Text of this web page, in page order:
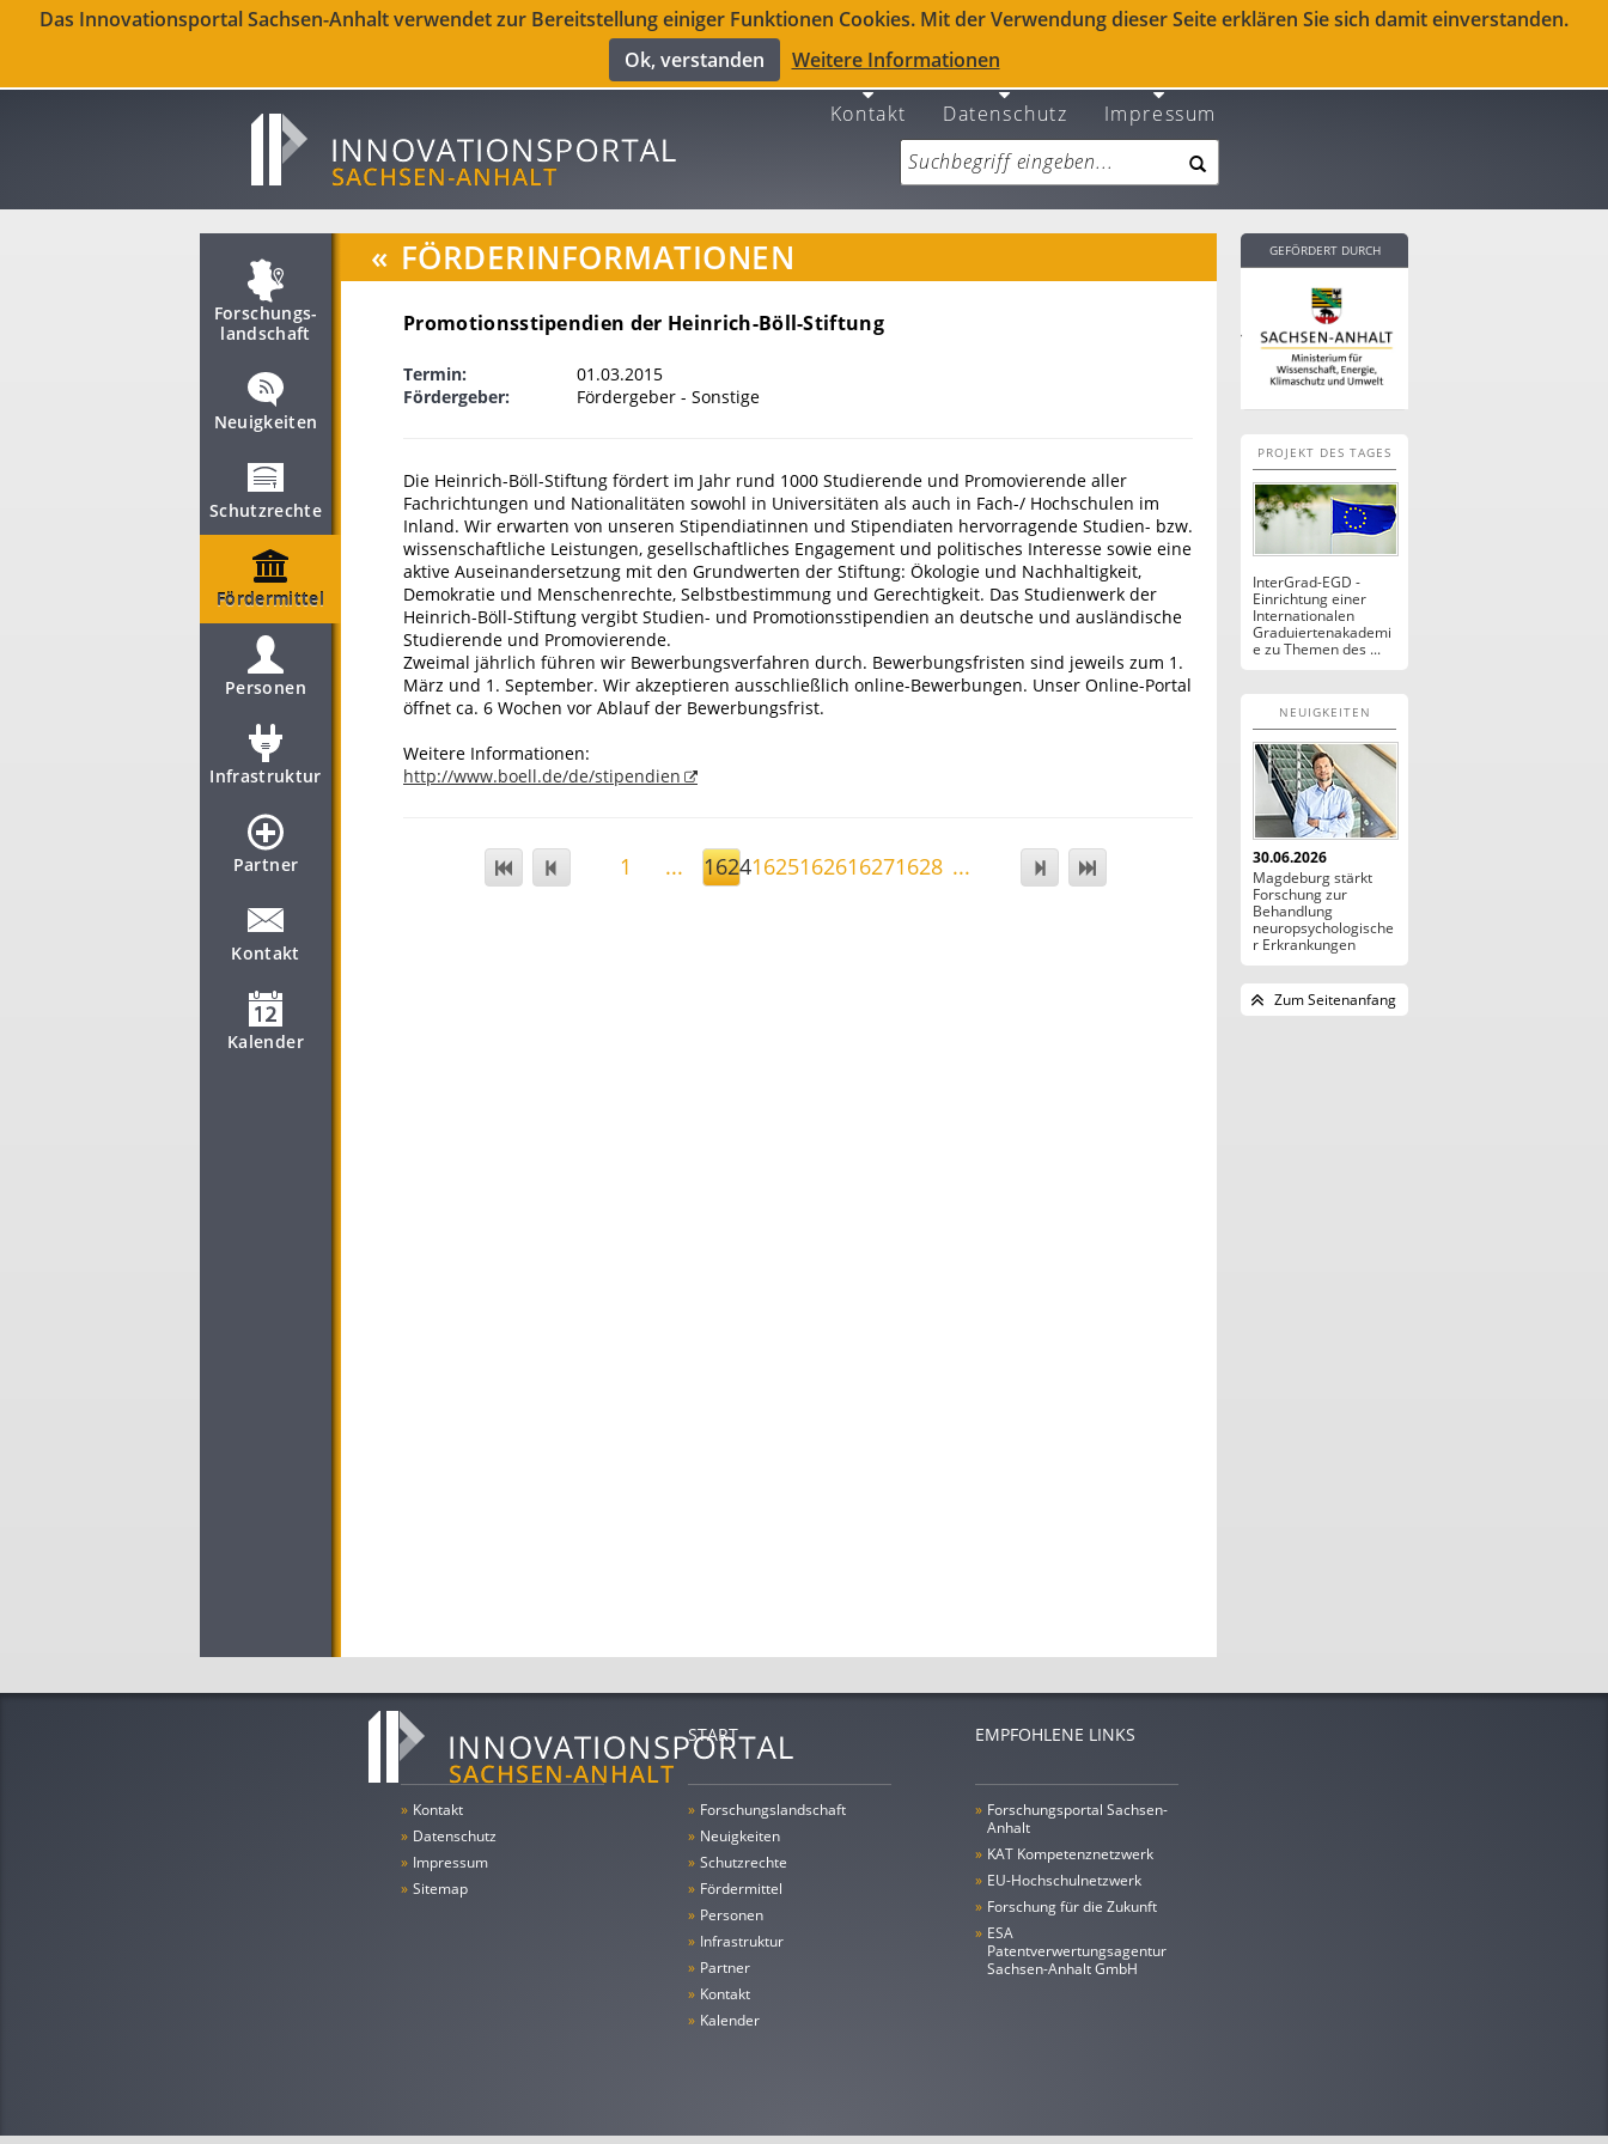
Das Innovationsportal Sachsen-Anhalt verwendet zur Bereitstellung einiger Funktionen Cookies. Mit der Verwendung dieser Seite erklären Sie sich damit einverstanden.
Ok, verstanden
Weitere Informationen
Kontakt Datenschutz Impressum
Forschungs­
landschaft
Neuigkeiten
Schutzrechte
Fördermittel
Personen
Infrastruktur
Partner
Kontakt
Kalender
« FÖRDERINFORMATIONEN
Promotionsstipendien der Heinrich-Böll-Stiftung
Termin:
01.03.2015
Fördergeber:
Fördergeber - Sonstige
Die Heinrich-Böll-Stiftung fördert im Jahr rund 1000 Studierende und Promovierende aller
Fachrichtungen und Nationalitäten sowohl in Universitäten als auch in Fach-/ Hochschulen im
Inland. Wir erwarten von unseren Stipendiatinnen und Stipendiaten hervorragende Studien- bzw.
wissenschaftliche Leistungen, gesellschaftliches Engagement und politisches Interesse sowie eine
aktive Auseinandersetzung mit den Grundwerten der Stiftung: Ökologie und Nachhaltigkeit,
Demokratie und Menschenrechte, Selbstbestimmung und Gerechtigkeit. Das Studienwerk der
Heinrich-Böll-Stiftung vergibt Studien- und Promotionsstipendien an deutsche und ausländische
Studierende und Promovierende.
Zweimal jährlich führen wir Bewerbungsverfahren durch. Bewerbungsfristen sind jeweils zum 1.
März und 1. September. Wir akzeptieren ausschließlich online-Bewerbungen. Unser Online-Portal
öffnet ca. 6 Wochen vor Ablauf der Bewerbungsfrist.
Weitere Informationen:
http://www.boell.de/de/stipendien
1 ... 16241625162616271628 ...
GEFÖRDERT DURCH
PROJEKT DES TAGES
InterGrad-EGD -
Einrichtung einer
Internationalen
Graduiertenakademi
e zu Themen des ...
NEUIGKEITEN
30.06.2026
Magdeburg stärkt
Forschung zur
Behandlung
neuropsychologische
r Erkrankungen
Zum Seitenanfang
» Kontakt
» Datenschutz
» Impressum
» Sitemap
START
» Forschungs­landschaft
» Neuigkeiten
» Schutzrechte
» Fördermittel
» Personen
» Infrastruktur
» Partner
» Kontakt
» Kalender
EMPFOHLENE LINKS
» Forschungsportal Sachsen-
Anhalt
» KAT Kompetenznetzwerk
» EU-Hochschulnetzwerk
» Forschung für die Zukunft
» ESA
Patentverwertungsagentur
Sachsen-Anhalt GmbH